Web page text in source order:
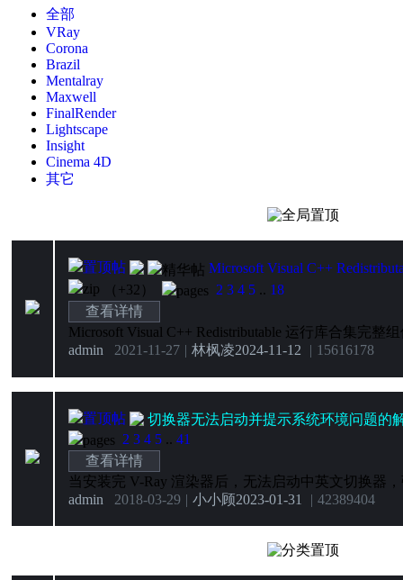
全部
VRay
Corona
Brazil
Mentalray
Maxwell
FinalRender
Lightscape
Insight
Cinema 4D
其它
全局置顶
Microsoft Visual C++
（+32）
2 3 4 5 .. 18
查看详情
admin 2021-11-27 | 林枫凌2024-11-12 | 15616178
切换器无法启动并提示系统环境问题的
2 3 4 5 .. 41
查看详情
admin 2018-03-29 | 小小顾2023-01-31 | 42389404
分类置顶